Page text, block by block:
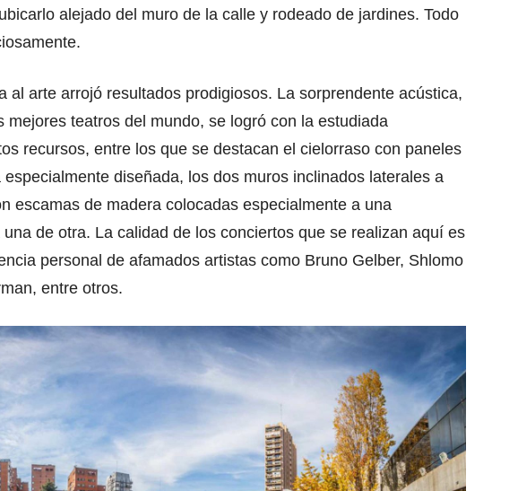
alejado del muro de la calle y rodeado de jardines. Todo
al arte arrojó resultados prodigiosos. La sorprendente acústica,
mejores teatros del mundo, se logró con la estudiada
recursos, entre los que se destacan el cielorraso con paneles
diseñada, los dos muros inclinados laterales a
escamas de madera colocadas especialmente a una
de otra. La calidad de los conciertos que se realizan aquí es
personal de afamados artistas como Bruno Gelber, Shlomo
entre otros.